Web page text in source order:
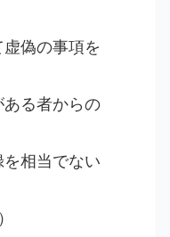
偽の事項を
る者からの
相当でない